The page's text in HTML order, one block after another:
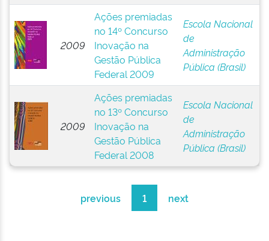
2009
Ações premiadas
no 14º Concurso
Inovação na
Gestão Pública
Federal 2009
Escola Nacional
de
Administração
Pública (Brasil)
2009
Ações premiadas
no 13º Concurso
Inovação na
Gestão Pública
Federal 2008
Escola Nacional
de
Administração
Pública (Brasil)
previous 1 next